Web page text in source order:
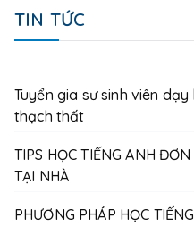
TIN TỨC
Tuyển gia sư sinh viên dạy
thạch thất
TIPS HỌC TIẾNG ANH
TẠI NHÀ
PHƯƠNG PHÁP HỌC